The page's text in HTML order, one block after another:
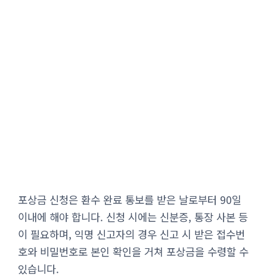
포상금 신청은 환수 완료 통보를 받은 날로부터 90일
이내에 해야 합니다. 신청 시에는 신분증, 통장 사본 등
이 필요하며, 익명 신고자의 경우 신고 시 받은 접수번
호와 비밀번호로 본인 확인을 거쳐 포상금을 수령할 수
있습니다.